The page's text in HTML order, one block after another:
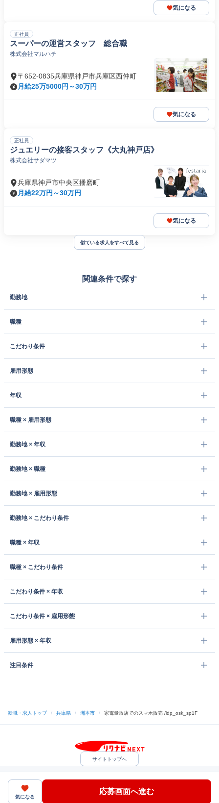
気になる
正社員
スーパーの運営スタッフ 総合職
株式会社マルハチ
〒652-0835兵庫県神戸市兵庫区西仲町
月給25万5000円～30万円
気になる
正社員
ジュエリーの接客スタッフ《大丸神戸店》
株式会社サダマツ
兵庫県神戸市中央区播磨町
月給22万円～30万円
気になる
似ている求人をすべて見る
関連条件で探す
勤務地
職種
こだわり条件
雇用形態
年収
職種 × 雇用形態
勤務地 × 年収
勤務地 × 職種
勤務地 × 雇用形態
勤務地 × こだわり条件
職種 × 年収
職種 × こだわり条件
こだわり条件 × 年収
こだわり条件 × 雇用形態
雇用形態 × 年収
注目条件
転職・求人トップ / 兵庫県 / 洲本市 / 家電量販店でのスマホ販売 /idp_osk_sp1F
気になる
応募画面へ進む
サイトトップへ
中途採用をご検討の企業様
ヘルプ・お問い合わせ
（C）Indeed Inc.